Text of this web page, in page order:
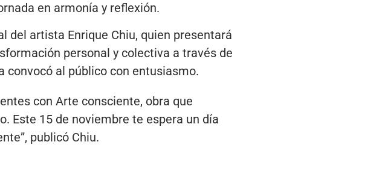
en armonía y reflexión.
del artista Enrique Chiu, quien presentará
personal y colectiva a través de
convocó al público con entusiasmo.
con Arte consciente, obra que
Este 15 de noviembre te espera un día
publicó Chiu.